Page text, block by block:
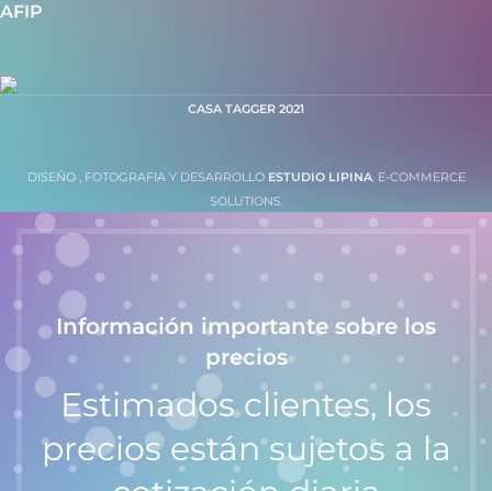
AFIP
CASA TAGGER 2021
DISEÑO , FOTOGRAFIA Y DESARROLLO ESTUDIO LIPINA. E-COMMERCE
SOLUTIONS.
Información importante sobre los
precios
Estimados clientes, los
precios están sujetos a la